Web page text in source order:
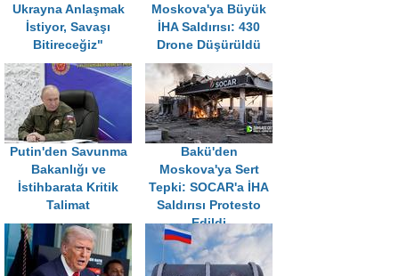
Ukrayna Anlaşmak
İstiyor, Savaşı
Bitireceğiz"
Moskova'ya Büyük
İHA Saldırısı: 430
Drone Düşürüldü
Putin'den Savunma
Bakanlığı ve
İstihbarata Kritik
Talimat
Bakü'den
Moskova'ya Sert
Tepki: SOCAR'a İHA
Saldırısı Protesto
Edildi